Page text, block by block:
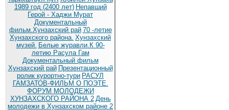
1989 год (2400 лет) Непавший
Герой - Хаджи Мурат
Документальный
фильм.Хунзахский рай 70 -летие
Хунзахского района. Хунзахский
музей. Белые журавли.К 90-
летию Расула Гам
Документальный фильм
Хунзахский рай Презентационный
ролик курортно-тури РАСУЛ
ГАМЗАТОВ-ФИЛЬМ О ПОЭТЕ.
ФОРУМ МОЛОДЕЖИ
ХУНЗАХСКОГО РАЙОНА 2 День
молодежи в Хунзахском районе 2